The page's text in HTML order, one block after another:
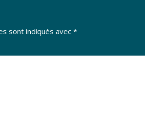
sont indiqués avec*